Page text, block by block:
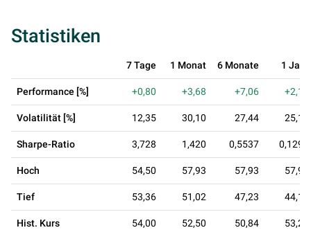
Statistiken
7 Tage 1 Monat 6 Monate 1 Jahr
Performance [%] +0,80 +3,68 +7,06 +2,14
Volatilität [%] 12,35 30,10 27,44 25,15
Sharpe-Ratio 3,728 1,420 0,5537 0,1291
Hoch 54,50 57,93 57,93 57,93
Tief 53,36 51,02 47,23 44,10
Hist. Kurs 54,00 52,50 50,84 53,29